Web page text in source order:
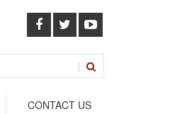
CONTACT US